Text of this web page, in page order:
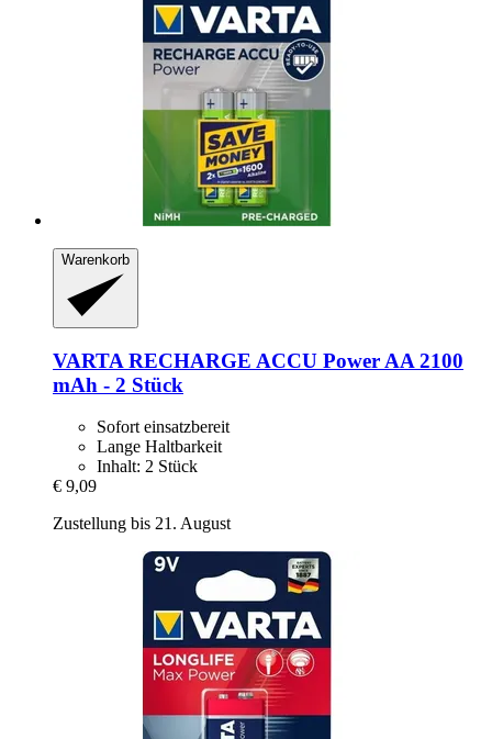
Warenkorb
VARTA RECHARGE ACCU Power AA 2100
mAh -​ 2 Stück
Sofort einsatzbereit
Lange Haltbarkeit
Inhalt: 2 Stück
€ 9,09
Zustellung bis 21. August